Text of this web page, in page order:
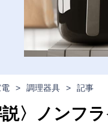
> 調理器具 > 記事
説〉ノンフ